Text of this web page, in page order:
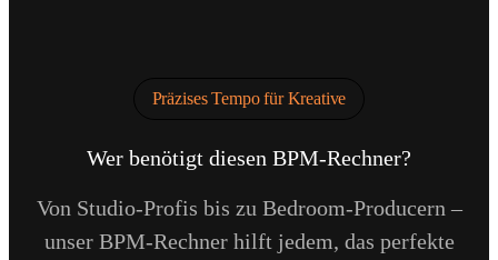
Präzises Tempo für Kreative
Wer benötigt diesen BPM-Rechner?
Von Studio-Profis bis zu Bedroom-Producern –
unser BPM-Rechner hilft jedem, das perfekte